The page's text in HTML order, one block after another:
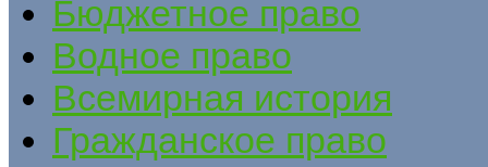
Бюджетное право
Водное право
Всемирная история
Гражданское право